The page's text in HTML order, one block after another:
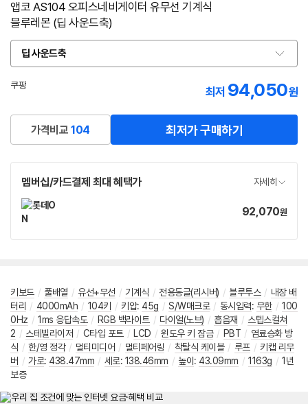
앱코 AS104 오피스네비게이터 유무선 기계식
블루레몬 (딥 사운드축)
딥 사운드축
옵
션
선
쿠팡
최저 94,050원
가격비교 104 최저가 구매하기
멤버십/카드결제 최대 혜택가 자세히
가
92,070원
키보드 / 풀배열 / 유선+무선 / 기계식 / 전용동글(리시버) / 블루투스 / 내장 배
터리 / 4000mAh / 104키 / 키압: 45g / S/W매크로 / 동시입력: 무한 / 100
0Hz / 1ms 응답속도 / RGB 백라이트 / 다이얼(노브) / 흡음재 / 스텝스컬쳐
2 / 스테빌라이저 / C타입 포트 / LCD / 윈도우 키 잠금 / PBT / 염료승화 방
식 / 한/영 정각 / 멀티미디어 / 멀티페어링 / 착탈식 케이블 / 루프 / 키캡 리무
버 / 가로: 438.47mm / 세로: 138.46mm / 높이 : 43.09mm / 1163g / 1년
보증